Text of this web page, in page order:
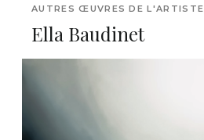
AUTRES ŒUVRES DE L'ARTISTE
Ella Baudinet